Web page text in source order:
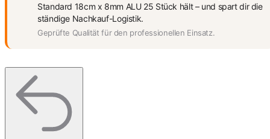
Standard 18cm x 8mm ALU 25 Stück hält – und spart dir die
ständige Nachkauf-Logistik.
Geprüfte Qualität für den professionellen Einsatz.